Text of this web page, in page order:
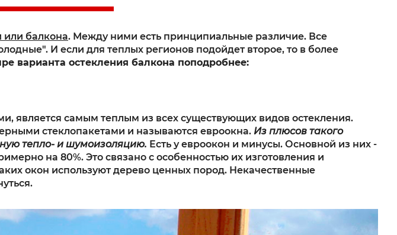
или балкона. Между ними есть принципиальные различие. Все
И если для теплых регионов подойдет второе, то в более
варианта остекления балкона поподробнее:
является самым теплым из всех существующих видов остекления.
стеклопакетами и называются евроокна. Из плюсов такого
тепло- и шумоизоляцию. Есть у евроокон и минусы. Основной из них -
на 80%. Это связано с особенностью их изготовления и
окон используют дерево ценных пород. Некачественные